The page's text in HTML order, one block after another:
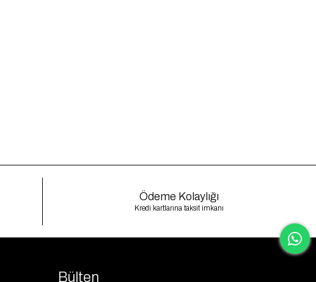
Ödeme Kolaylığı
Kredi kartlarına taksit imkanı
Bülten